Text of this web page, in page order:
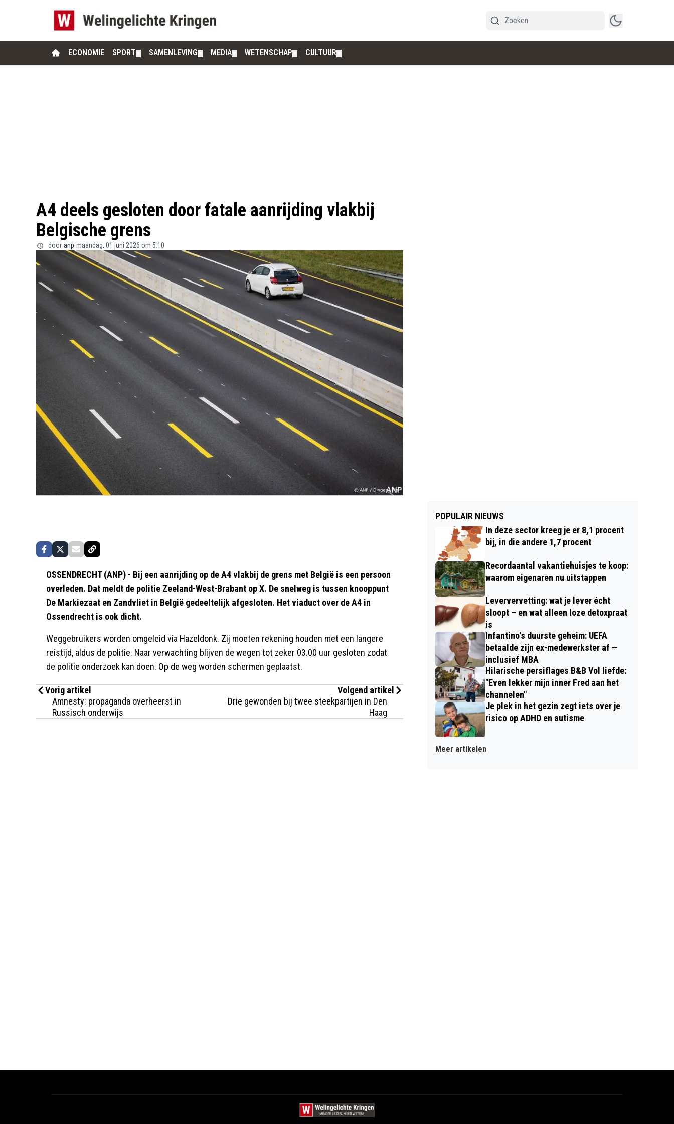
ECONOMIE SPORT SAMENLEVING MEDIA WETENSCHAP CULTUUR
A4 deels gesloten door fatale aanrijding vlakbij
Belgische grens
door anp maandag, 01 juni 2026 om 5:10
OSSENDRECHT (ANP) - Bij een aanrijding op de A4 vlakbij de grens met België is een persoon
overleden. Dat meldt de politie Zeeland-West-Brabant op X. De snelweg is tussen knooppunt
De Markiezaat en Zandvliet in België gedeeltelijk afgesloten. Het viaduct over de A4 in
Ossendrecht is ook dicht.
Weggebruikers worden omgeleid via Hazeldonk. Zij moeten rekening houden met een langere
reistijd, aldus de politie. Naar verwachting blijven de wegen tot zeker 03.00 uur gesloten zodat
de politie onderzoek kan doen. Op de weg worden schermen geplaatst.
Vorig artikel
Amnesty: propaganda overheerst in
Russisch onderwijs
Volgend artikel
Drie gewonden bij twee steekpartijen in Den
Haag
POPULAIR NIEUWS
In deze sector kreeg je er 8,1 procent
bij, in die andere 1,7 procent
Recordaantal vakantiehuisjes te koop:
waarom eigenaren nu uitstappen
Leververvetting: wat je lever écht
sloopt – en wat alleen loze detoxpraat
is
Infantino's duurste geheim: UEFA
betaalde zijn ex-medewerkster af —
inclusief MBA
Hilarische persiflages B&B Vol liefde:
"Even lekker mijn inner Fred aan het
channelen"
Je plek in het gezin zegt iets over je
risico op ADHD en autisme
Meer artikelen